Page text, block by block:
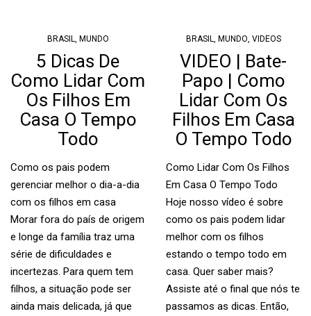
BRASIL MUNDO
5 Dicas De
Como Lidar Com
Os Filhos Em
Casa O Tempo
Todo
Como os pais podem
gerenciar melhor o dia-a-dia
com os filhos em casa
Morar fora do país de origem
e longe da família traz uma
série de dificuldades e
incertezas. Para quem tem
filhos, a situação pode ser
ainda mais delicada, já que
BRASIL MUNDO VIDEOS
VIDEO | Bate-
Papo | Como
Lidar Com Os
Filhos Em Casa
O Tempo Todo
Como Lidar Com Os Filhos
Em Casa O Tempo Todo
Hoje nosso vídeo é sobre
como os pais podem lidar
melhor com os filhos
estando o tempo todo em
casa. Quer saber mais?
Assiste até o final que nós te
passamos as dicas. Então,